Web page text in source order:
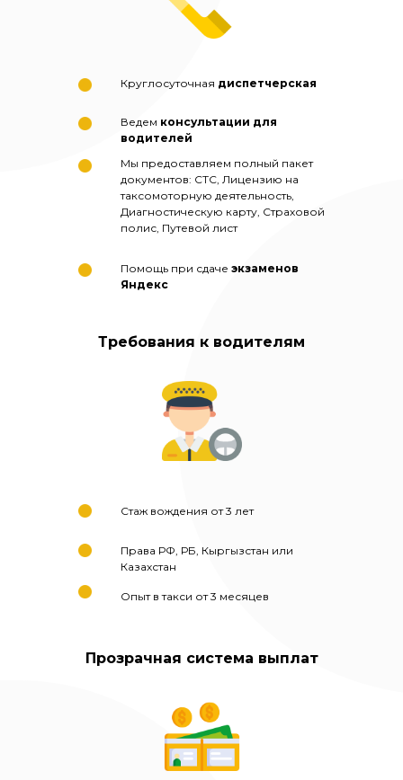
Круглосуточная диспетчерская
Ведем консультации для
водителей
Стаж вождения от 3 лет
Опыт в такси от 3 месяцев
Прозрачная система выплат
Мы предоставляем полный пакет
документов: СТС, Лицензию на
таксомоторную деятельность,
Диагностическую карту, Страховой
полис, Путевой лист
Помощь при сдаче экзаменов
Яндекс
Требования к водителям
Права РФ, РБ, Кыргызстан или
Казахстан